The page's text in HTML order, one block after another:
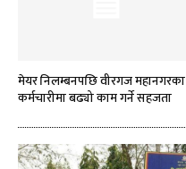
मेयर निलम्बनपछि वीरगज महानगरका
कर्मचारीमा बढ्यो काम गर्ने सहजता